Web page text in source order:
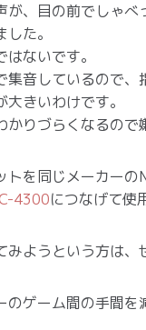
、目の前でしゃべ
た。
ないです。
音しているので、
きいわけです。
りづらくなるので
を同じメーカーの
4300につなげて使
みようという方は、
のゲーム間の手間